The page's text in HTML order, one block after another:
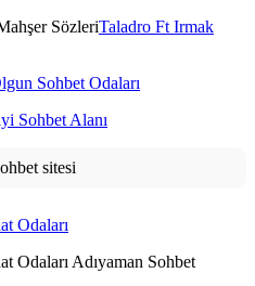
Taladro Ft Irmak
Sohbet Odaları
Sohbet Alanı
sitesi
Odaları
Odaları Adıyaman Sohbet